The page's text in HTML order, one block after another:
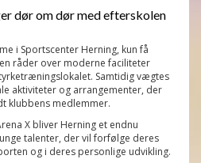
dør om dør med efterskolen
i Sportscenter Herning, kun få
råder over moderne faciliteter
Samtidig vægtes
aktiviteter og arrangementer, der
klubbens medlemmer.
X bliver Herning et endnu
talenter, der vil forfølge deres
og i deres personlige udvikling.